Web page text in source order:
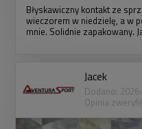
Błyskawiczny kontakt ze
wieczorem w niedzielę, a w
mnie. Solidnie zapakowany.
Jacek
Dodano:
Opinia